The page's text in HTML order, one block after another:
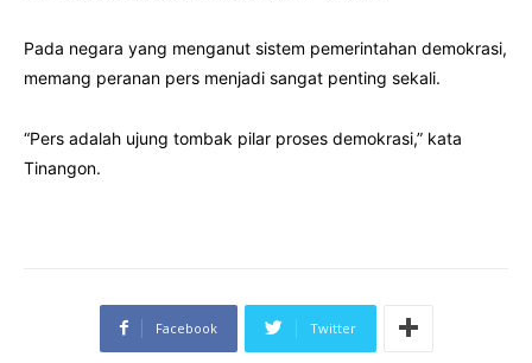
Pada negara yang menganut sistem pemerintahan demokrasi,
memang peranan pers menjadi sangat penting sekali.
“Pers adalah ujung tombak pilar proses demokrasi,” kata
Tinangon.
Facebook Twitter